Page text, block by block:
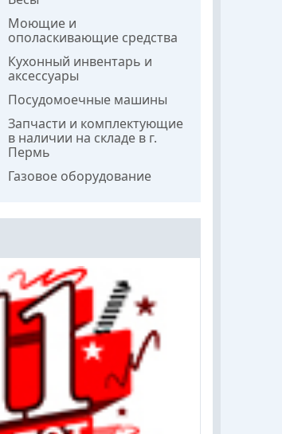
Моющие и
ополаскивающие средства
Кухонный инвентарь и
аксессуары
Посудомоечные машины
Запчасти и комплектующие
в наличии на складе в г.
Пермь
Газовое оборудование